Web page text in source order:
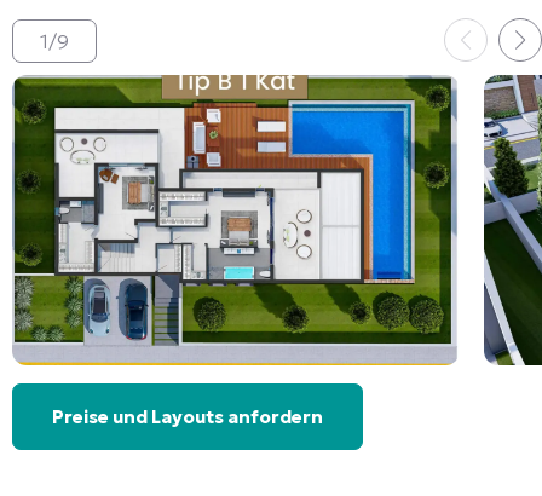
1/9
Preise und Layouts anfordern